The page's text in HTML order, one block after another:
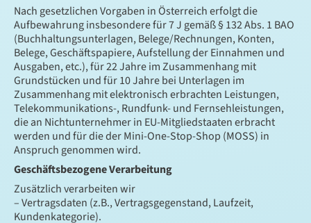
Nach gesetzlichen Vorgaben in Österreich erfolgt die
Aufbewahrung insbesondere für 7 J gemäß § 132 Abs. 1 BAO
(Buchhaltungsunterlagen, Belege/Rechnungen, Konten,
Belege, Geschäftspapiere, Aufstellung der Einnahmen und
Ausgaben, etc.), für 22 Jahre im Zusammenhang mit
Grundstücken und für 10 Jahre bei Unterlagen im
Zusammenhang mit elektronisch erbrachten Leistungen,
Telekommunikations-, Rundfunk- und Fernsehleistungen,
die an Nichtunternehmer in EU-Mitgliedstaaten erbracht
werden und für die der Mini-One-Stop-Shop (MOSS) in
Anspruch genommen wird.
Geschäftsbezogene Verarbeitung
Zusätzlich verarbeiten wir
– Vertragsdaten (z.B., Vertragsgegenstand, Laufzeit,
Kundenkategorie).